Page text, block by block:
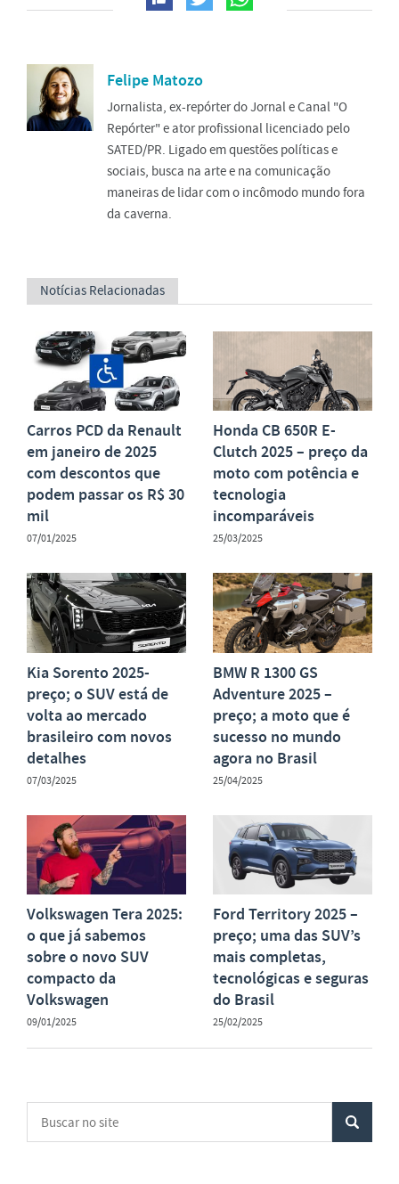
Felipe Matozo
Jornalista, ex-repórter do Jornal e Canal "O
Repórter" e ator profissional licenciado pelo
SATED/PR. Ligado em questões políticas e
sociais, busca na arte e na comunicação
maneiras de lidar com o incômodo mundo fora
da caverna.
Notícias Relacionadas
Carros PCD da Renault
em janeiro de 2025
com descontos que
podem passar os R$ 30
mil
07/01/2025
Honda CB 650R E-
Clutch 2025 – preço da
moto com potência e
tecnologia
incomparáveis
25/03/2025
Kia Sorento 2025-
preço; o SUV está de
volta ao mercado
brasileiro com novos
detalhes
07/03/2025
BMW R 1300 GS
Adventure 2025 –
preço; a moto que é
sucesso no mundo
agora no Brasil
25/04/2025
Volkswagen Tera 2025:
o que já sabemos
sobre o novo SUV
compacto da
Volkswagen
09/01/2025
Ford Territory 2025 –
preço; uma das SUV’s
mais completas,
tecnológicas e seguras
do Brasil
25/02/2025